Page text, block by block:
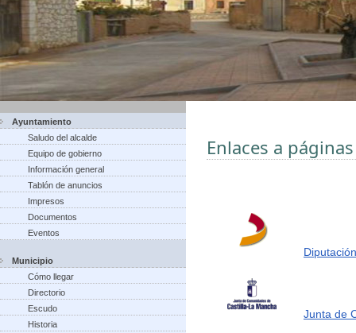
Ayuntamiento
Saludo del alcalde
Equipo de gobierno
Información general
Tablón de anuncios
Impresos
Documentos
Eventos
Municipio
Cómo llegar
Directorio
Escudo
Historia
Enlaces a
Junta de